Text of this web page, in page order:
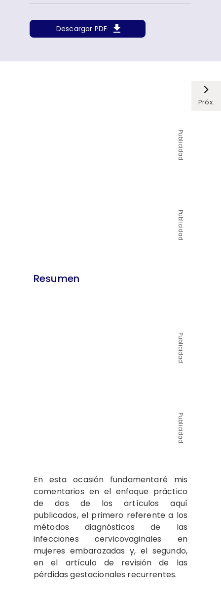
Descargar PDF
Próx.
Publicidad
Publicidad
Resumen
Publicidad
Publicidad
En esta ocasión fundamentaré mis
comentarios en el enfoque práctico
de dos de los artículos aquí
publicados, el primero referente a los
métodos diagnósticos de las
infecciones cervicovaginales en
mujeres embarazadas y, el segundo,
en el artículo de revisión de las
pérdidas gestacionales recurrentes.